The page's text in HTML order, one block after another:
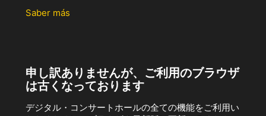
Saber más
申し訳ありませんが、ご利用のブラウザ
は古くなっております
デジタル・コンサートホールの全ての機能をご利用い